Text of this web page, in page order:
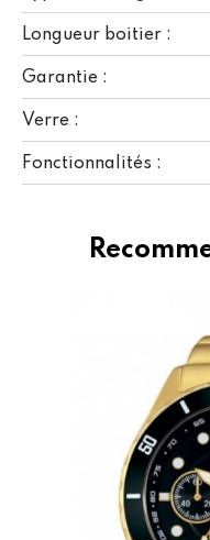
Longueur boitier :
Garantie :
Verre :
Fonctionnalités :